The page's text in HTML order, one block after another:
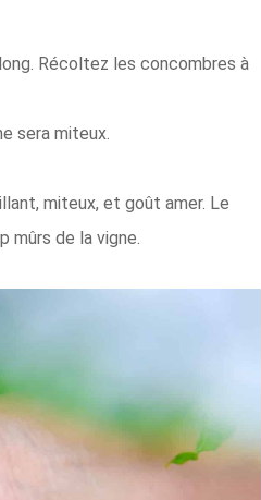
Récoltez les concombres à
sera miteux.
miteux, et goût amer. Le
mûrs de la vigne.